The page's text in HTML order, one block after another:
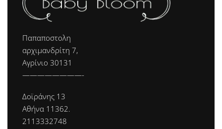
Παπαποστολη
αρχιμανδρίτη 7,
Αγρίνιο 30131
————————-
Δοϊράνης 13
Αθήνα 11362.
2113332748